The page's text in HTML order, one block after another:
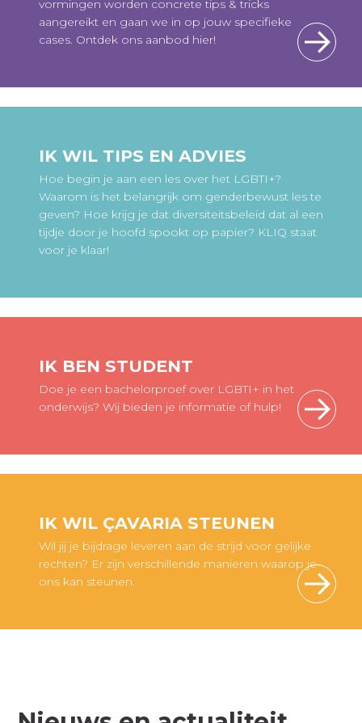
vormingen worden concrete tips & tricks
aangereikt en gaan we in op jouw specifieke
cases. Ontdek ons aanbod hier!
IK WIL TIPS EN ADVIES
Hoe begin je aan een les over het LGBTI+?
Waarom is het belangrijk om genderbewust les te
geven? Hoe krijg je dat diversiteitsbeleid dat al een
tijdje door je hoofd spookt op papier? KLIQ staat
voor je klaar!
IK BEN STUDENT
Doe je een bachelorproef over LGBTI+ in het
onderwijs? Wij bieden je informatie of hulp!
IK WIL ÇAVARIA STEUNEN
Wil jij je bijdrage leveren aan de strijd voor gelijke
rechten? Er zijn verschillende manieren waarop je
ons kan steunen.